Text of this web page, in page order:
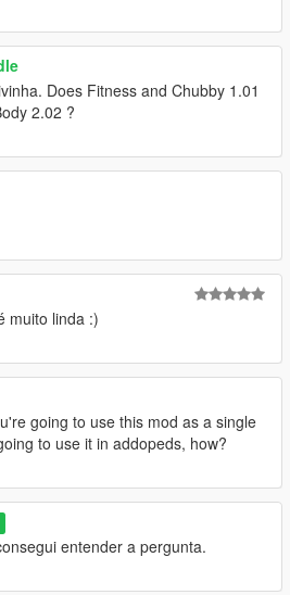
Does Fitness and Chubby 1.01
2.02 ?
muito linda :)
going to use this mod as a single
to use it in addopeds, how?
entender a pergunta.